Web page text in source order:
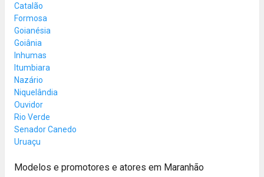
Catalão
Formosa
Goianésia
Goiânia
Inhumas
Itumbiara
Nazário
Niquelândia
Ouvidor
Rio Verde
Senador Canedo
Uruaçu
Modelos e promotores e atores em Maranhão